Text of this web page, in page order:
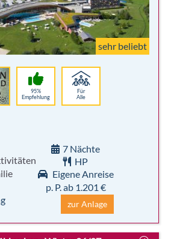
sehr beliebt
95%
Empfehlung
Für
Alle
7 Nächte
HP
Eigene Anreise
p. P. ab 1.201 €
zur Anlage